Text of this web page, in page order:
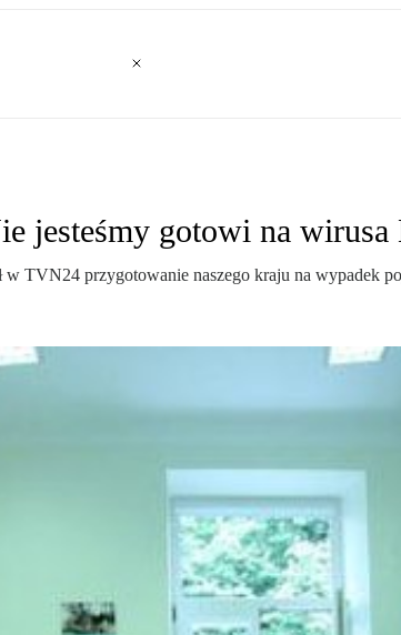
jesteśmy gotowi na wirusa
TVN24 przygotowanie naszego kraju na wypadek